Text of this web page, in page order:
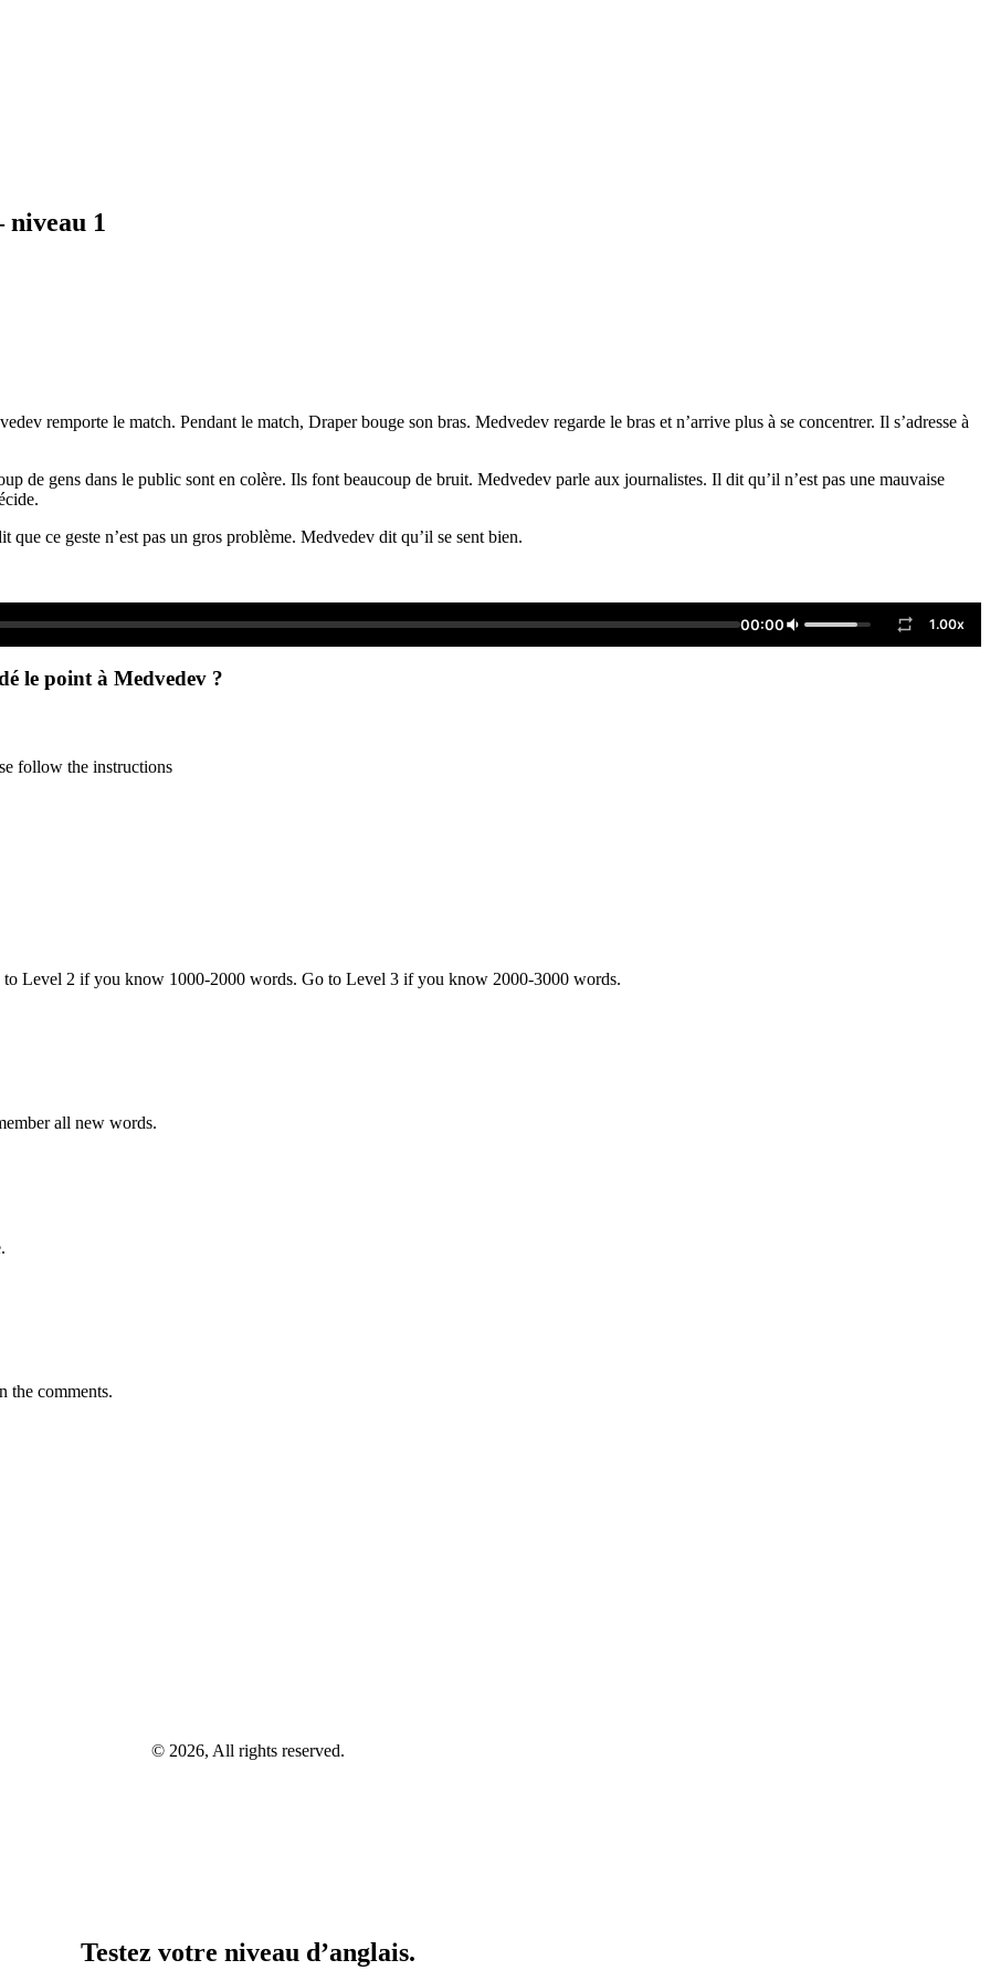
niveau 1
remporte le match. Pendant le match, Draper bouge son bras. Medvedev regarde le bras et n’arrive plus à se concentrer. Il s’adresse à
de gens dans le public sont en colère. Ils font beaucoup de bruit. Medvedev parle aux journalistes. Il dit qu’il n’est pas une mauvaise
ce geste n’est pas un gros problème. Medvedev dit qu’il se sent bien.
00:00 1.00x
le point à Medvedev ?
follow the instructions
Level 2 if you know 1000-2000 words. Go to Level 3 if you know 2000-3000 words.
all new words.
the comments.
© 2026, All rights reserved.
Testez votre niveau d’anglais.